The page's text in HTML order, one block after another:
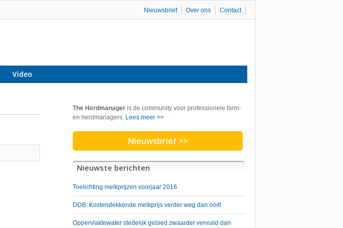
Contact
Over ons
Nieuwsbrief
Video
The Herdmanager is de community voor professionele farm-
en herdmanagers. Lees meer >>
Nieuwsbrief >>
Nieuwste berichten
Toelichting melkprijzen voorjaar 2016
DDB: Kostendekkende melkprijs verder weg dan ooit!
Oppervlaktewater stedelijk gebied zwaarder vervuild dan